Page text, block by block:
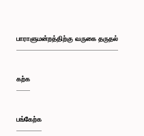
பாராளுமன்றத்திற்கு வருகை தருதல்
கற்க
பங்கேற்க